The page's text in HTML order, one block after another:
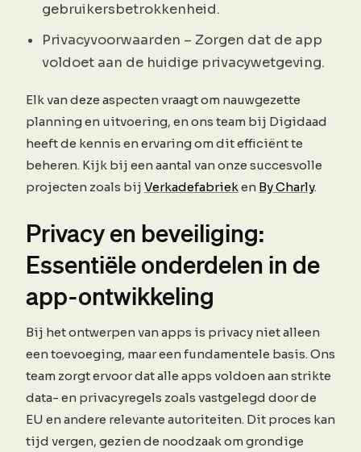
gebruikersbetrokkenheid.
Privacyvoorwaarden – Zorgen dat de app
voldoet aan de huidige privacywetgeving.
Elk van deze aspecten vraagt om nauwgezette
planning en uitvoering, en ons team bij Digidaad
heeft de kennis en ervaring om dit efficiënt te
beheren. Kijk bij een aantal van onze succesvolle
projecten zoals bij Verkadefabrieken By Charly.
Privacy en beveiliging:
Essentiële onderdelen in de
app-ontwikkeling
Bij het ontwerpen van apps is privacy niet alleen
een toevoeging, maar een fundamentele basis. Ons
team zorgt ervoor dat alle apps voldoen aan strikte
data- en privacyregels zoals vastgelegd door de
EU en andere relevante autoriteiten. Dit proces kan
tijd vergen, gezien de noodzaak om grondige